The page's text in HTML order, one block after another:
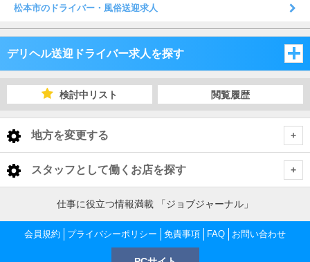
松本市のドライバー・風俗送迎求人
デリヘル送迎ドライバー求人を探す
新潟県
下越 デリヘル送迎ドライバー
中越
長野・千曲・須坂・中野
山梨県 デリヘル送迎ドライバー
検討中リスト 閲覧履歴
地方を変更する
< 全国トップ
北海道 男性高収入
東北 男性高収入
南関東 男性高収入
スタッフとして働くお店を探す
新潟県
新潟 男性高収入
長野県
仕事に役立つ情報満載 「ジョブジャーナル」
会員規約 プライバシーポリシー 免責事項 FAQ お問い合わせ